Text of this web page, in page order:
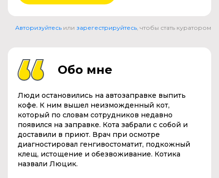
Авторизуйтесь или зарегестрируйтесь , чтобы стать куратором
Обо мне
Люди остановились на автозаправке выпить
кофе. К ним вышел неизможденный кот,
который по словам сотрудников недавно
появился на заправке. Кота забрали с собой и
доставили в приют. Врач при осмотре
диагностировал генгивостоматит, подкожный
клещ, истощение и обезвоживание. Котика
назвали Люцик.